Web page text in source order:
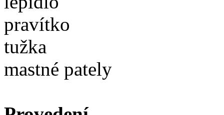
pravítko
tužka
mastné pately